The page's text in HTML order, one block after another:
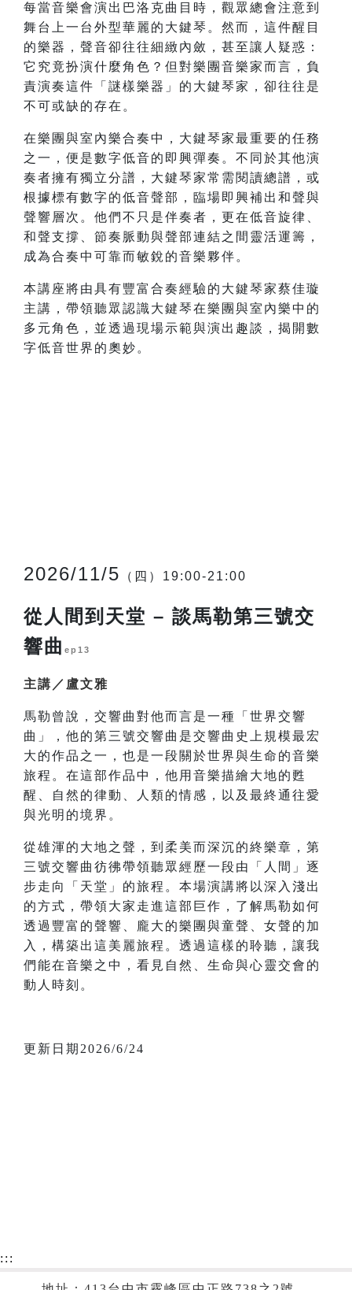
每當音樂會演出巴洛克曲目時，觀眾總會注意到
舞台上一台外型華麗的大鍵琴。然而，這件醒目
的樂器，聲音卻往往細緻內斂，甚至讓人疑惑：
它究竟扮演什麼角色？但對樂團音樂家而言，負
責演奏這件「謎樣樂器」的大鍵琴家，卻往往是
不可或缺的存在。
在樂團與室內樂合奏中，大鍵琴家最重要的任務
之一，便是數字低音的即興彈奏。不同於其他演
奏者擁有獨立分譜，大鍵琴家常需閱讀總譜，或
根據標有數字的低音聲部，臨場即興補出和聲與
聲響層次。他們不只是伴奏者，更在低音旋律、
和聲支撐、節奏脈動與聲部連結之間靈活運籌，
成為合奏中可靠而敏銳的音樂夥伴。
本講座將由具有豐富合奏經驗的大鍵琴家蔡佳璇
主講，帶領聽眾認識大鍵琴在樂團與室內樂中的
多元角色，並透過現場示範與演出趣談，揭開數
字低音世界的奧妙。
2026/11/5 （四）19:00-21:00
從人間到天堂 – 談馬勒第三號交
響曲 ep13
主講／盧文雅
馬勒曾說，交響曲對他而言是一種「世界交響
曲」，他的第三號交響曲是交響曲史上規模最宏
大的作品之一，也是一段關於世界與生命的音樂
旅程。在這部作品中，他用音樂描繪大地的甦
醒、自然的律動、人類的情感，以及最終通往愛
與光明的境界。
從雄渾的大地之聲，到柔美而深沉的終樂章，第
三號交響曲彷彿帶領聽眾經歷一段由「人間」逐
步走向「天堂」的旅程。本場演講將以深入淺出
的方式，帶領大家走進這部巨作，了解馬勒如何
透過豐富的聲響、龐大的樂團與童聲、女聲的加
入，構築出這美麗旅程。透過這樣的聆聽，讓我
們能在音樂之中，看見自然、生命與心靈交會的
動人時刻。
更新日期2026/6/24
:::